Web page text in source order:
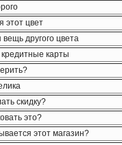
этот цвет
вещь другого цвета
карты
скидку?
это?
этот магазин?